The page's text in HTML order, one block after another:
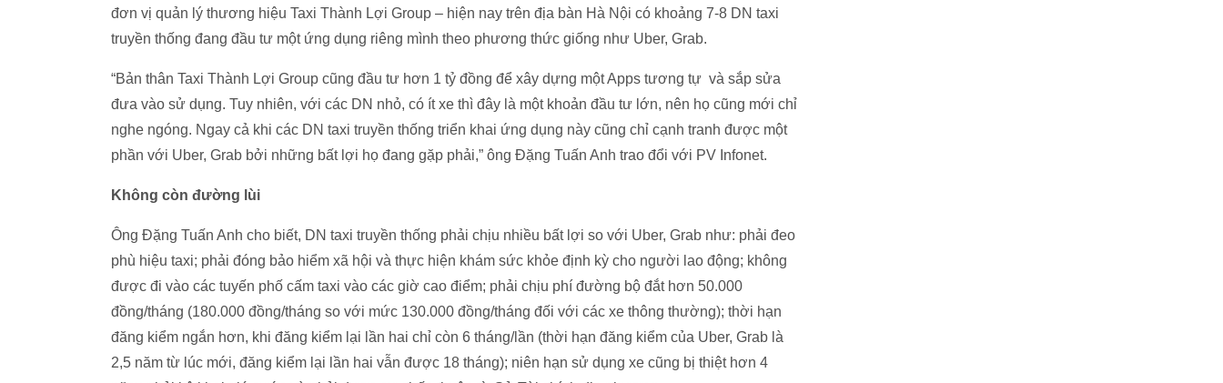
đơn vị quản lý thương hiệu Taxi Thành Lợi Group – hiện nay trên địa bàn Hà Nội có khoảng 7-8 DN taxi
truyền thống đang đầu tư một ứng dụng riêng mình theo phương thức giống như Uber, Grab.
“Bản thân Taxi Thành Lợi Group cũng đầu tư hơn 1 tỷ đồng để xây dựng một Apps tương tự và sắp sửa
đưa vào sử dụng. Tuy nhiên, với các DN nhỏ, có ít xe thì đây là một khoản đầu tư lớn, nên họ cũng mới chỉ
nghe ngóng. Ngay cả khi các DN taxi truyền thống triển khai ứng dụng này cũng chỉ cạnh tranh được một
phần với Uber, Grab bởi những bất lợi họ đang gặp phải,” ông Đặng Tuấn Anh trao đổi với PV Infonet.
Không còn đường lùi
Ông Đặng Tuấn Anh cho biết, DN taxi truyền thống phải chịu nhiều bất lợi so với Uber, Grab như: phải đeo
phù hiệu taxi; phải đóng bảo hiểm xã hội và thực hiện khám sức khỏe định kỳ cho người lao động; không
được đi vào các tuyến phố cấm taxi vào các giờ cao điểm; phải chịu phí đường bộ đắt hơn 50.000
đồng/tháng (180.000 đồng/tháng so với mức 130.000 đồng/tháng đối với các xe thông thường); thời hạn
đăng kiểm ngắn hơn, khi đăng kiểm lại lần hai chỉ còn 6 tháng/lần (thời hạn đăng kiểm của Uber, Grab là
2,5 năm từ lúc mới, đăng kiểm lại lần hai vẫn được 18 tháng); niên hạn sử dụng xe cũng bị thiệt hơn 4